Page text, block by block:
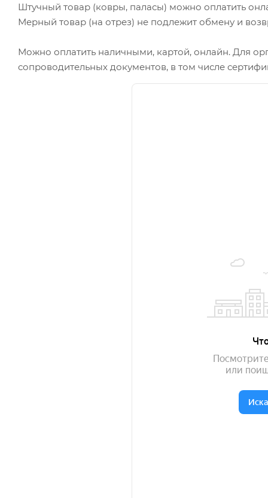
Штучный товар (ковры, паласы) можно оплатить
Мерный товар (на отрез) не подлежит обмену и
Можно оплатить наличными, картой, онлайн. Для
сопроводительных документов, в том числе